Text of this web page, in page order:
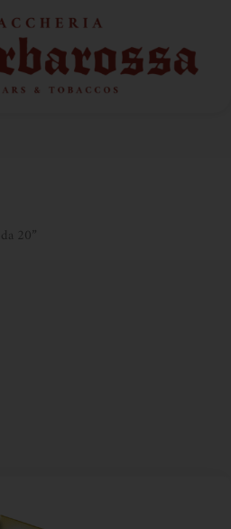
20”